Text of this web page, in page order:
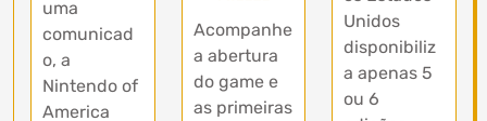
uma
comunicad
o, a
Nintendo of
America
Acompanhe
a abertura
do game e
as primeiras
Unidos
disponibiliz
a apenas 5
ou 6